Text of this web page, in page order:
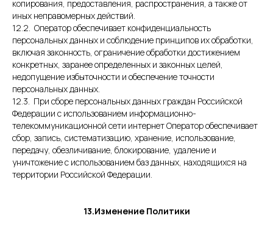
копирования, предоставления, распространения, а также от
иных неправомерных действий.
12.2. Оператор обеспечивает конфиденциальность
персональных данных и соблюдение принципов их обработки,
включая законность, ограничение обработки достижением
конкретных, заранее определенных и законных целей,
недопущение избыточности и обеспечение точности
персональных данных.
12.3. При сборе персональных данных граждан Российской
Федерации с использованием информационно-
телекоммуникационной сети интернет Оператор обеспечивает
сбор, запись, систематизацию, хранение, использование,
передачу, обезличивание, блокирование, удаление и
уничтожение с использованием баз данных, находящихся на
территории Российской Федерации.
13.Изменение Политики